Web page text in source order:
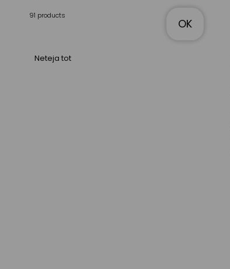
91 products
OK
Neteja tot